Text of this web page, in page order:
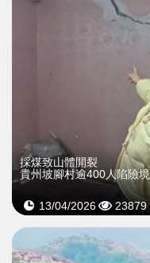
採煤致山體開裂
貴州坡腳村逾400人陷險境
13/04/2026 23879
>